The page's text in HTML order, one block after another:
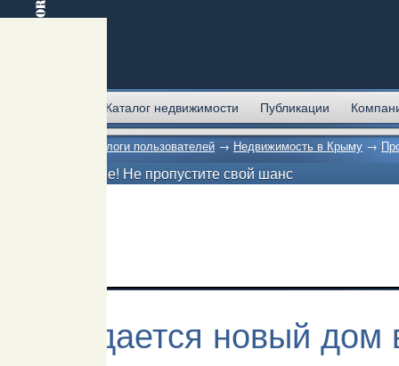
Каталог недвижимости Публикации
Блоги пользователей → Недвижимость в Крыму →
Внимание! Не пропустите свой шанс
Продается новый